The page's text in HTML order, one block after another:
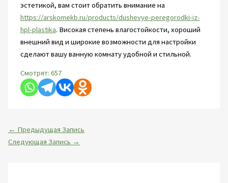
эстетикой, вам стоит обратить внимание на
https://arskomekb.ru/products/dushevye-peregorodki-iz-
hpl-plastika. Високая степень влагостойкости, хороший
внешний вид и широкие возможности для настройки
сделают вашу ванную комнату удобной и стильной.
Смотрят: 657
← Предыдущая Запись
Следующая Запись →